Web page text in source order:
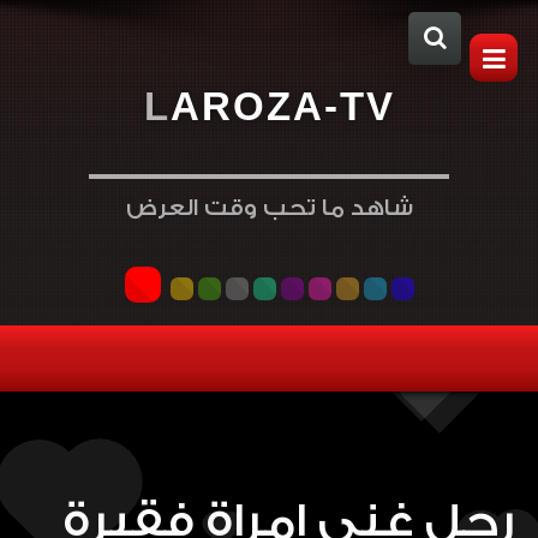
LAROZA-TV
شاهد ما تحب وقت العرض
رجل غني امراة فقيرة